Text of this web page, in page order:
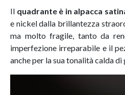
Il quadrante è in alpacca
e nickel dalla brillantezza
ma molto fragile, tanto da
imperfezione irreparabile e il
anche per la sua tonalità calda di